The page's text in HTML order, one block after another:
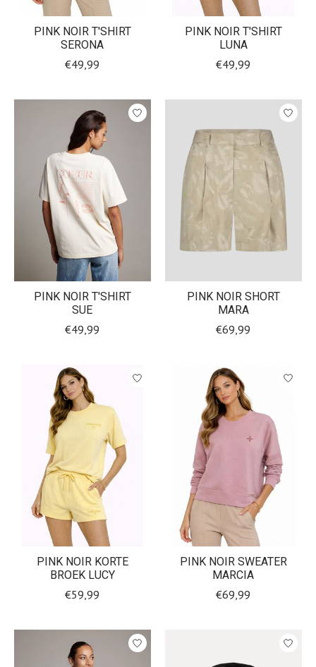
PINK NOIR T'SHIRT
SERONA
€49,99
PINK NOIR T'SHIRT
LUNA
€49,99
PINK NOIR T'SHIRT
SUE
€49,99
PINK NOIR SHORT
MARA
€69,99
PINK NOIR KORTE
BROEK LUCY
€59,99
PINK NOIR SWEATER
MARCIA
€69,99